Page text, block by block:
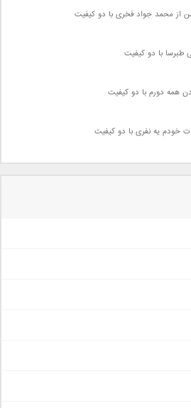
از محمد جواد فخری با دو کیفیت
طبرسا با دو کیفیت
همه دورم با دو کیفیت
خودم یه نفری با دو کیفیت